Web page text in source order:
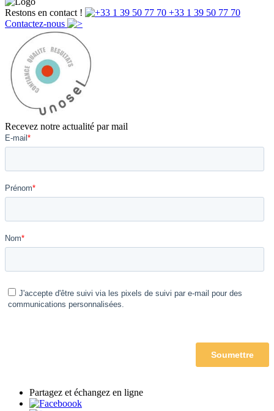
Restons en contact !
+33 1 39 50 77 70
Contactez-nous
Recevez notre actualité par mail
Partagez et échangez en ligne